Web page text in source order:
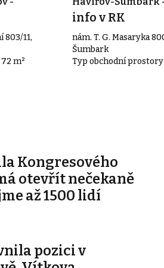
803/11,
m²
Šumbark
info v RK
nám. T. G. Masaryka
Šumbark
Typ obchodní prostory
Kongresového
otevřít nečekaně
až 1500 lidí
pozici v